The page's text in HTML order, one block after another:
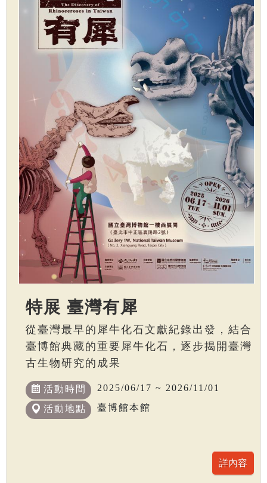
特展 臺灣有犀
從臺灣最早的犀牛化石文獻紀錄出發，結合
臺博館典藏的重要犀牛化石，逐步揭開臺灣
古生物研究的成果
活動時間 2025/06/17 ~ 2026/11/01
活動地點 臺博館本館